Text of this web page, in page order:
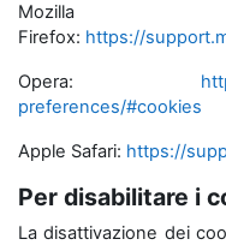
Mozilla
Firefox: https://
Opera:
preferences/#cookies
Apple Safari: https://
Per disabilitare i
La disattivazione dei